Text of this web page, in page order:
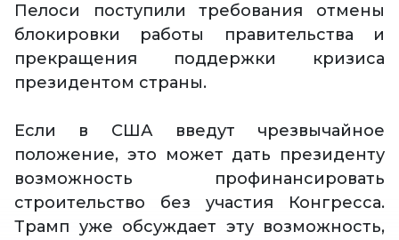
Пелоси поступили требования отмены
блокировки работы правительства и
прекращения поддержки кризиса
президентом страны.
Если в США введут чрезвычайное
положение, это может дать президенту
возможность профинансировать
строительство без участия Конгресса.
Трамп уже обсуждает эту возможность,